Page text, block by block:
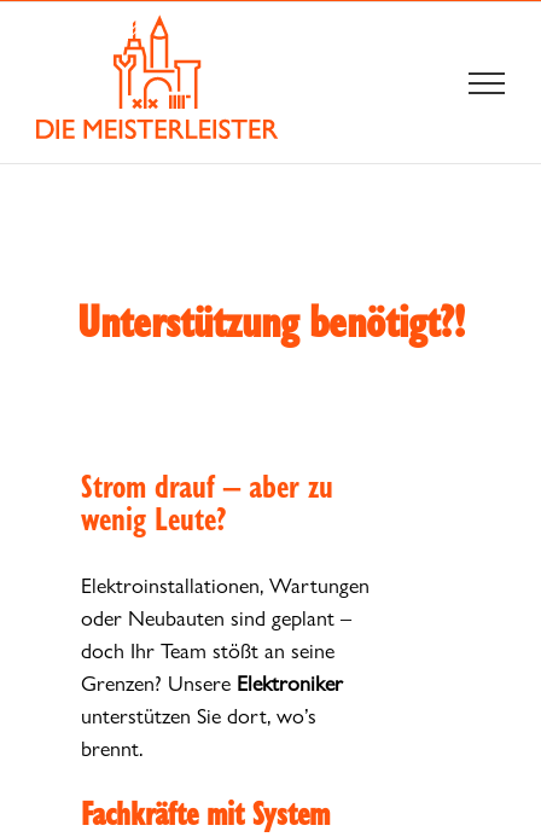
Unterstützung benötigt?!
Strom drauf – aber zu
wenig Leute?
Elektroinstallationen, Wartungen
oder Neubauten sind geplant –
doch Ihr Team stößt an seine
Grenzen? Unsere Elektroniker
unterstützen Sie dort, wo’s
brennt.
Fachkräfte mit System